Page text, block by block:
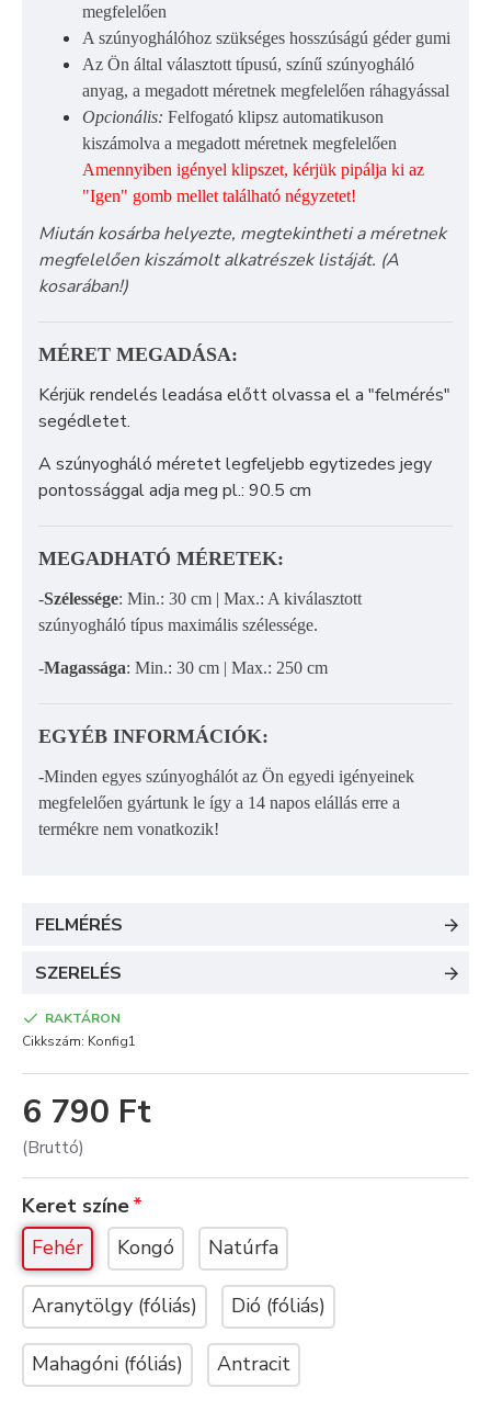
megfelelően
A szúnyoghálóhoz szükséges hosszúságú géder gumi
Az Ön által választott típusú, színű szúnyogháló
anyag, a megadott méretnek megfelelően ráhagyással
Opcionális: Felfogató klipsz automatikuson
kiszámolva a megadott méretnek megfelelően
Amennyiben igényel klipszet, kérjük pipálja ki az
"Igen" gomb mellet található négyzetet!
Miután kosárba helyezte, megtekintheti a méretnek
megfelelően kiszámolt alkatrészek listáját. (A
kosarában!)
MÉRET MEGADÁSA:
Kérjük rendelés leadása előtt olvassa el a "felmérés"
segédletet.
A szúnyogháló méretet legfeljebb egytizedes jegy
pontossággal adja meg pl.: 90.5 cm
MEGADHATÓ MÉRETEK:
-Szélessége: Min.: 30 cm | Max.: A kiválasztott
szúnyogháló típus maximális szélessége.
-Magassága: Min.: 30 cm | Max.: 250 cm
EGYÉB INFORMÁCIÓK:
-Minden egyes szúnyoghálót az Ön egyedi igényeinek
megfelelően gyártunk le így a 14 napos elállás erre a
termékre nem vonatkozik!
FELMÉRÉS
SZERELÉS
6 790 Ft
(Bruttó)
RAKTÁRON
Cikkszám: Konfig1
Keret színe
Fehér
Kongó Natúrfa
Aranytölgy (fóliás) Dió (fóliás)
Mahagóni (fóliás) Antracit